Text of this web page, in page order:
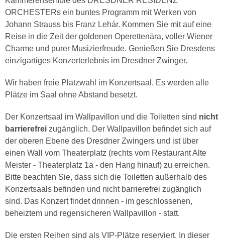
ORCHESTERs ein buntes Programm mit Werken von
Johann Strauss bis Franz Lehár. Kommen Sie mit auf eine
Reise in die Zeit der goldenen Operettenära, voller Wiener
Charme und purer Musizierfreude. Genießen Sie Dresdens
einzigartiges Konzerterlebnis im Dresdner Zwinger.
Wir haben freie Platzwahl im Konzertsaal. Es werden alle
Plätze im Saal ohne Abstand besetzt.
Der Konzertsaal im Wallpavillon und die Toiletten sind nicht
barrierefrei zugänglich. Der Wallpavillon befindet sich auf
der oberen Ebene des Dresdner Zwingers und ist über
einen Wall vom Theaterplatz (rechts vom Restaurant Alte
Meister - Theaterplatz 1a - den Hang hinauf) zu erreichen.
Bitte beachten Sie, dass sich die Toiletten außerhalb des
Konzertsaals befinden und nicht barrierefrei zugänglich
sind. Das Konzert findet drinnen - im geschlossenen,
beheiztem und regensicheren Wallpavillon - statt.
Die ersten Reihen sind als VIP-Plätze reserviert. In dieser